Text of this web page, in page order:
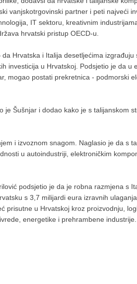
vanjskotrgovinski partner i peti najveći
IT sektoru, kreativnim
hrvatski pristup OECD-u.
Hrvatska i Italija desetljećima izgrađuju
investicija u Hrvatskoj. Podsjetio je da u
mogao postati prekretnica - podmorski
Šušnjar i dodao kako je s talijanskom
i izvoznom snagom. Naglasio je da s
u autoindustriji, elektroničkim
podsjetio je da je robna razmjena s
s 3,7 milijardi eura izravnih
prisutne u Hrvatskoj kroz proizvodnju,
energetike i prehrambene industrije.